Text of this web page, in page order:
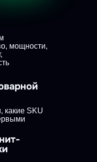
мощности,
какие SKU